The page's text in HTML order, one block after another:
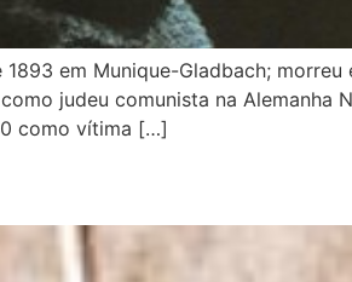
em Munique-Gladbach;
judeu comunista na Alemanha
como vítima […]